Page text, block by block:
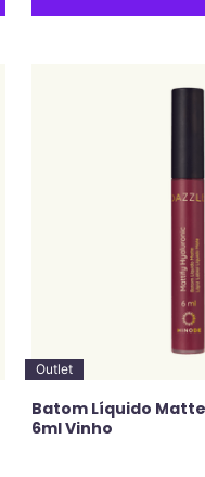
Outlet
Batom Líquido
6ml Vinho